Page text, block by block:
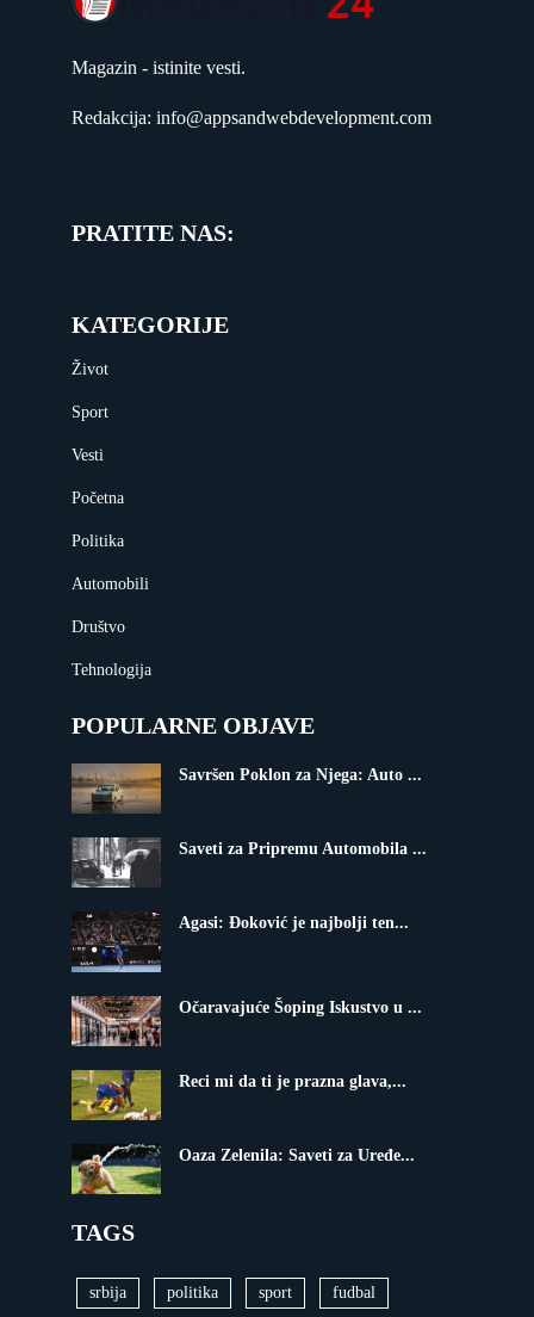
Magazin - istinite vesti.
Redakcija: info@appsandwebdevelopment.com
PRATITE NAS:
KATEGORIJE
Život
Sport
Vesti
Početna
Politika
Automobili
Društvo
Tehnologija
POPULARNE OBJAVE
Savršen Poklon za Njega: Auto ...
Saveti za Pripremu Automobila ...
Agasi: Đoković je najbolji ten...
Očaravajuće Šoping Iskustvo u ...
Reci mi da ti je prazna glava,...
Oaza Zelenila: Saveti za Uređe...
TAGS
srbija politika sport fudbal